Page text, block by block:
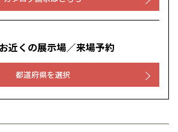
お近くの展示場／来場予約
都道府県を選択